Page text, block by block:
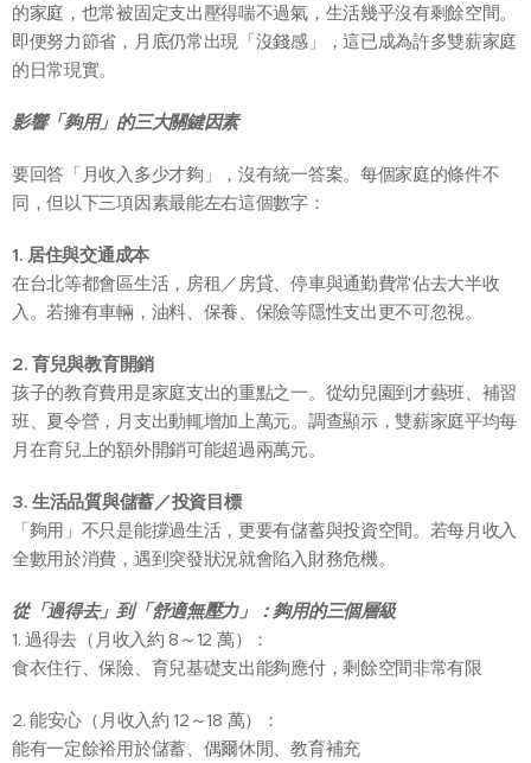
的家庭，也常被固定支出壓得喘不過氣，生活幾乎沒有剩餘空間。
即便努力節省，月底仍常出現「沒錢感」，這已成為許多雙薪家庭
的日常現實。
影響「夠用」的三大關鍵因素
要回答「月收入多少才夠」，沒有統一答案。每個家庭的條件不
同，但以下三項因素最能左右這個數字：
1. 居住與交通成本
在台北等都會區生活，房租／房貸、停車與通勤費常佔去大半收
入。若擁有車輛，油料、保養、保險等隱性支出更不可忽視。
2.育兒與教育開銷
孩子的教育費用是家庭支出的重點之一。從幼兒園到才藝班、補習
班、夏令營，月支出動輒增加上萬元。調查顯示，雙薪家庭平均每
月在育兒上的額外開銷可能超過兩萬元。
3.生活品質與儲蓄／投資目標
「夠用」不只是能撐過生活，更要有儲蓄與投資空間。若每月收入
全數用於消費，遇到突發狀況就會陷入財務危機。
從「過得去」到「舒適無壓力」：夠用的三個層級
1. 過得去（月收入約 8～12 萬）：
食衣住行、保險、育兒基礎支出能夠應付，剩餘空間非常有限
2. 能安心（月收入約 12～18 萬）：
能有一定餘裕用於儲蓄、偶爾休閒、教育補充